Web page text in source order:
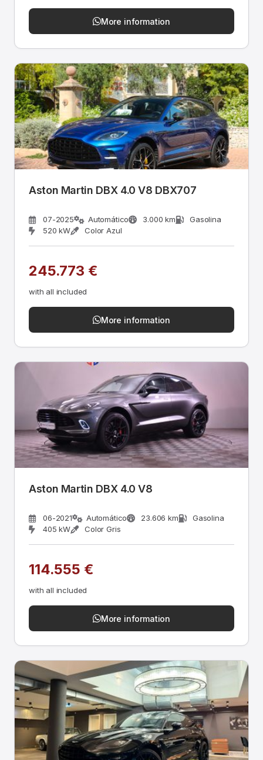
More information
Aston Martin DBX 4.0 V8 DBX707
07-2025 Automático 3.000 km
Gasolina
520 kW
Color Azul
245.773 €
with all included
More information
Aston Martin DBX 4.0 V8
06-2021 Automático 23.606 km
Gasolina
405 kW
Color Gris
114.555 €
with all included
More information